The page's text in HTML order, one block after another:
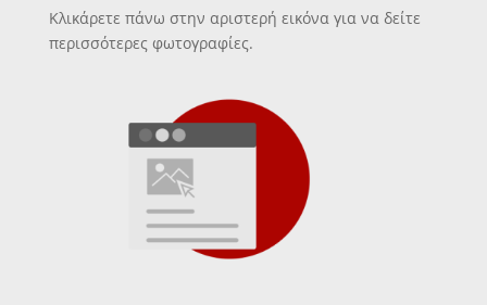
Κλικάρετε πάνω στην αριστερή εικόνα για να δείτε
περισσότερες φωτογραφίες.